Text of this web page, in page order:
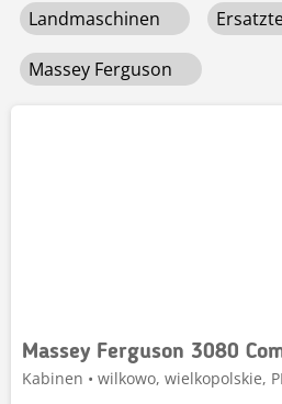
Landmaschinen
Massey Ferguson
Massey Ferguson 3080
Kabinen • wilkowo, wielkopolskie,